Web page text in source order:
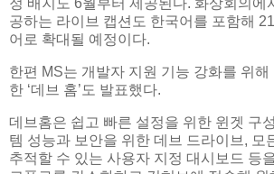
정 배지도 6월부터 제공된다. 화상회의에
공하는 라이브 캡션도 한국어를 포함해
어로 확대될 예정이다.
한편 MS는 개발자 지원 기능 강화를 위해
한 ‘데브 홈’도 발표했다.
데브홈은 쉽고 빠른 설정을 위한 윈겟 구
템 성능과 보안을 위한 데브 드라이브, 모
추적할 수 있는 사용자 지정 대시보드 등